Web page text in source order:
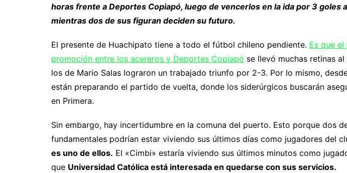
horas frente a Deportes Copiapó, luego de vencerlos en la ida por 3 goles
mientras dos de sus figuran deciden su futuro.
El presente de Huachipato tiene a todo el fútbol chileno pendiente. Es que
promoción entre los acereros y Deportes Copiapó se llevó muchas retinas
los de Mario Salas lograron un trabajado triunfo por 2-3. Por lo mismo,
están preparando el partido de vuelta, donde los siderúrgicos buscarán
en Primera.
Sin embargo, hay incertidumbre en la comuna del puerto. Esto porque dos
fundamentales podrían estar viviendo sus últimos días como jugadores del
es uno de ellos. El «Cimbi» estaría viviendo sus últimos minutos como
que Universidad Católica está interesada en quedarse con sus servicios.